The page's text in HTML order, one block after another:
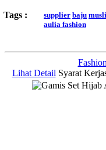
Tags : supplier baju
aulia fashion
Lihat Detail Syarat